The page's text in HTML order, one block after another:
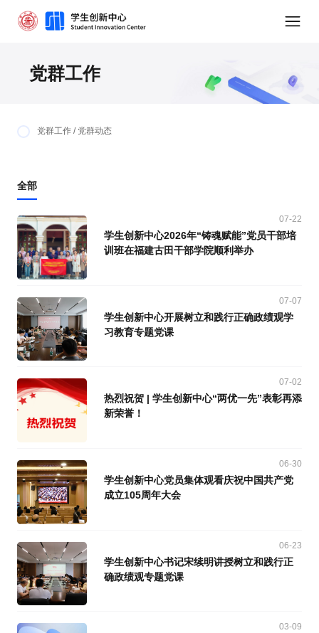
党群工作
党群工作 / 党群动态
全部
07-22
学生创新中心2026年“铸魂赋能”党员干部培
训班在福建古田干部学院顺利举办
07-07
学生创新中心开展树立和践行正确政绩观学
习教育专题党课
07-02
热烈祝贺 | 学生创新中心“两优一先”表彰再添
新荣誉！
06-30
学生创新中心党员集体观看庆祝中国共产党
成立105周年大会
06-23
学生创新中心书记宋续明讲授树立和践行正
确政绩观专题党课
03-09